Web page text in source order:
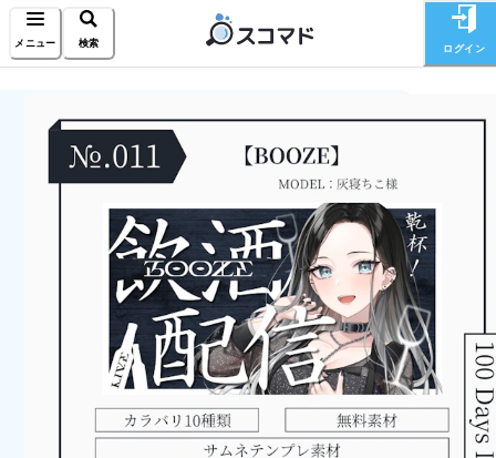
メニュー 検索 ログイン